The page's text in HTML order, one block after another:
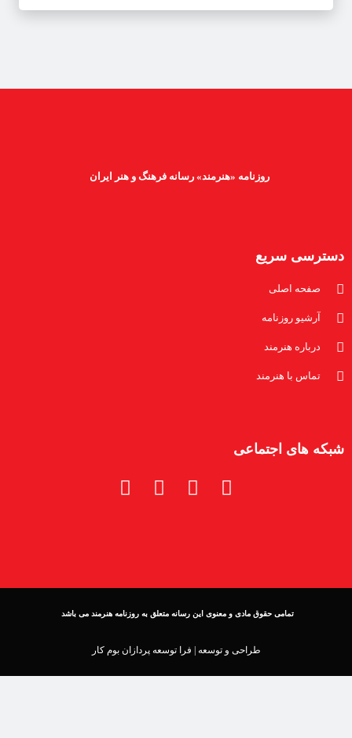
روزنامه «هنرمند» رسانه فرهنگ و هنر ایران
دسترسی سریع
صفحه اصلی
آرشیو روزنامه
درباره هنرمند
تماس با هنرمند
شبکه های اجتماعی
تمامی حقوق مادی و معنوی این رسانه متعلق به روزنامه هنرمند می باشد
طراحی و توسعه | فرا توسعه پردازان بوم کار